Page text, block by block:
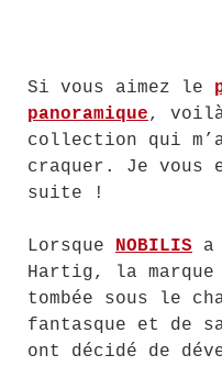
Si vous aimez le
panoramique,
collection qui
craquer. Je vous
suite !
Lorsque NOBILIS a
Hartig, la marque
tombée sous le
fantasque et de
ont décidé de